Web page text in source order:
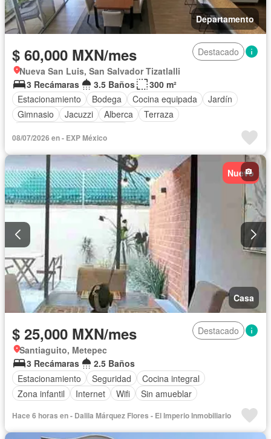
Departamento
$ 60,000 MXN/mes
Destacado
Nueva San Luis, San Salvador Tizatlalli
3 Recámaras
3.5 Baños
300 m²
Estacionamiento
Bodega Cocina equipada
Jardín
Gimnasio
Jacuzzi Alberca
Terraza
08/07/2026 en - EXP México
Nuevo
Casa
$ 25,000 MXN/mes
Destacado
Santiaguito, Metepec
3 Recámaras
2.5 Baños
Estacionamiento
Seguridad
Cocina integral
Zona infantil
Internet Wifi Sin amueblar
Hace 6 horas en - Dalila Márquez Flores - El Imperio Inmobiliario